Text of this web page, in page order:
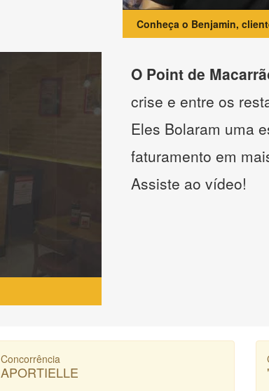
Conheça o Benjamin,
O Point de
crise e entre os
Eles Bolaram uma
faturamento em
Assiste ao vídeo!
Concorrência
APORTIELLE